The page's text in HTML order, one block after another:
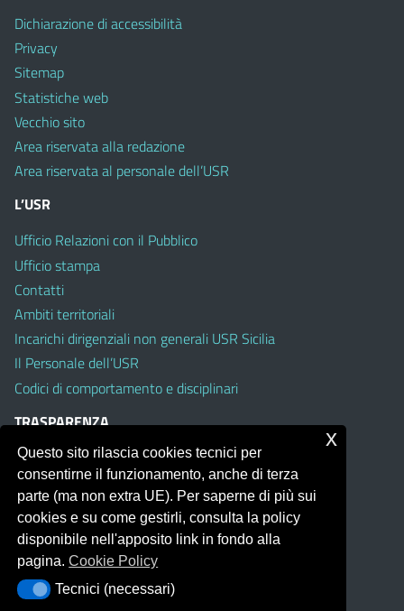
Dichiarazione di accessibilità
Privacy
Sitemap
Statistiche web
Vecchio sito
Area riservata alla redazione
Area riservata al personale dell’USR
L’USR
Ufficio Relazioni con il Pubblico
Ufficio stampa
Contatti
Ambiti territoriali
Incarichi dirigenziali non generali USR Sicilia
Il Personale dell’USR
Codici di comportamento e disciplinari
TRASPARENZA
Albo on line
Amministrazione Trasparente
Pubblici proclami
PTPCT per le Istituzioni scolastiche della Sicilia
Whistleblowing
Obiettivi di Accessibilità
Questo sito rilascia cookies tecnici per
consentirne il funzionamento, anche di terza
parte (ma non extra UE). Per saperne di più sui
cookies e su come gestirli, consulta la policy
disponibile nell'apposito link in fondo alla
pagina.Cookie Policy
Tecnici (necessari)
Tecnici (necessari)
x